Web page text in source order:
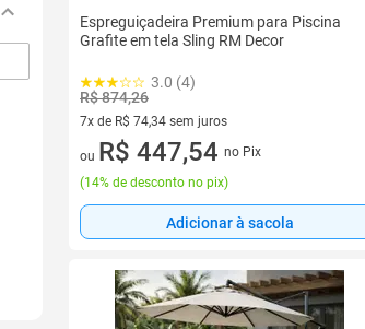
Espreguiçadeira Premium para Piscina
Grafite em tela Sling RM Decor
3.0 (4)
R$ 874,26
7x de R$ 74,34 sem juros
7 vez de R$ 74,34 sem juros
ou R$ 447,54 no Pix
(14% de desconto no pix)
Adicionar à sacola